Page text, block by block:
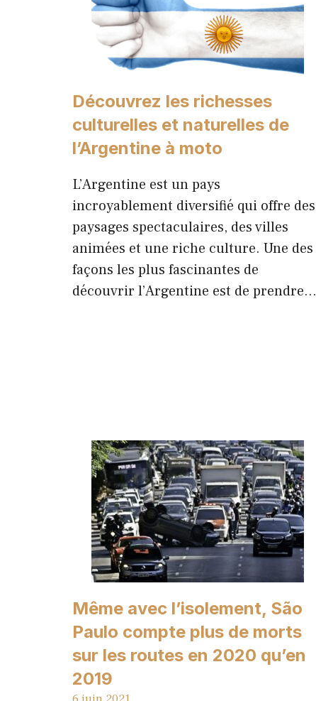
Découvrez les richesses
culturelles et naturelles de
l’Argentine à moto
L’Argentine est un pays
incroyablement diversifié qui offre des
paysages spectaculaires, des villes
animées et une riche culture. Une des
façons les plus fascinantes de
découvrir l’Argentine est de prendre…
Même avec l’isolement, São
Paulo compte plus de morts
sur les routes en 2020 qu’en
2019